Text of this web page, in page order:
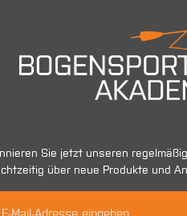
Sie jetzt unseren
über neue Produkte und